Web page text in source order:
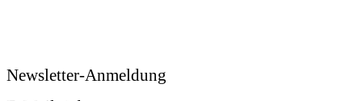
Newsletter-Anmeldung